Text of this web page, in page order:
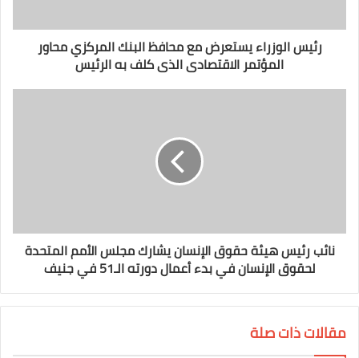
رئيس الوزراء يستعرض مع محافظ البنك المركزي محاور
المؤتمر الاقتصادى الذى كلف به الرئيس
نائب رئيس هيئة حقوق الإنسان يشارك مجلس الأمم المتحدة
لحقوق الإنسان في بدء أعمال دورته الـ51 في جنيف
مقالات ذات صلة